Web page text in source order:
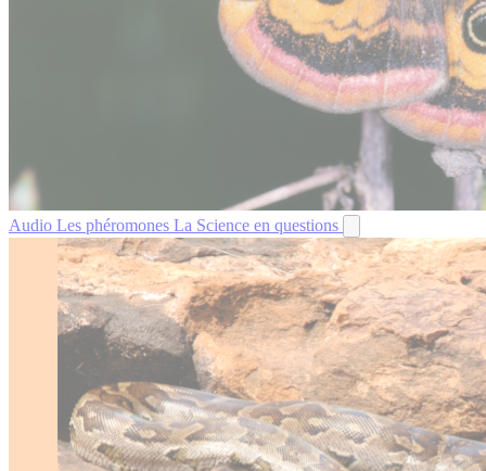
Audio Les phéromones La Science en questions